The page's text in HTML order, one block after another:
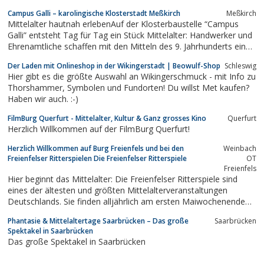
Campus Galli – karolingische Klosterstadt Meßkirch Meßkirch
Mittelalter hautnah erlebenAuf der Klosterbaustelle “Campus
Galli” entsteht Tag für Tag ein Stück Mittelalter: Handwerker und
Ehrenamtliche schaffen mit den Mitteln des 9. Jahrhunderts ein
Der Laden mit Onlineshop in der Wikingerstadt | Beowulf-Shop Schleswig
Hier gibt es die größte Auswahl an Wikingerschmuck - mit Info zu
Thorshammer, Symbolen und Fundorten! Du willst Met kaufen?
Haben wir auch. :-)
FilmBurg Querfurt - Mittelalter, Kultur & Ganz grosses Kino Querfurt
Herzlich Willkommen auf der FilmBurg Querfurt!
Herzlich Willkommen auf Burg Freienfels und bei den
Freienfelser Ritterspielen Die Freienfelser Ritterspiele
Weinbach
OT
Freienfels
Hier beginnt das Mittelalter: Die Freienfelser Ritterspiele sind
eines der ältesten und größten Mittelalterveranstaltungen
Deutschlands. Sie finden alljährlich am ersten Maiwochenende
sind eines der ältesten und größten Mittelalterveranstaltungen
Deutschlands.
Phantasie & Mittelaltertage Saarbrücken – Das große
Spektakel in Saarbrücken
Saarbrücken
Das große Spektakel in Saarbrücken